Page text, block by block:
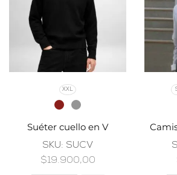
XXL
Suéter cuello en V
SKU: SUCV
$19.900,00